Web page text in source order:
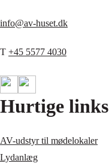
info@av-huset.dk
T +45 5577 4030
Hurtige links
AV-udstyr til mødelokaler
Lydanlæg